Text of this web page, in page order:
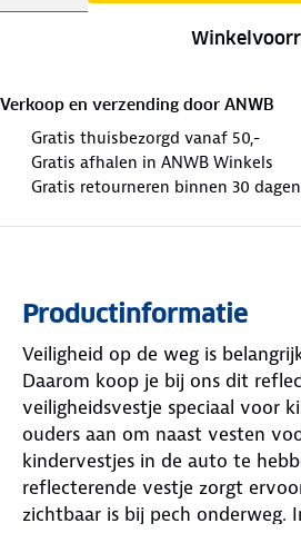
Verkoop en verzending door ANWB
Gratis thuisbezorgd vanaf 50,-
Gratis afhalen in ANWB Winkels
Gratis retourneren binnen 30 dagen
Productinformatie
Veiligheid op de weg is
Daarom koop je bij ons dit
veiligheidsvestje speciaal voor
ouders aan om naast vesten
kindervestjes in de auto te
reflecterende vestje zorgt
zichtbaar is bij pech onderweg.